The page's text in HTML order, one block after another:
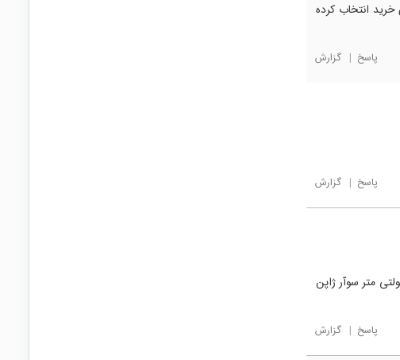
انتخاب کرده
پاسخ | گزارش
پاسخ | گزارش
متر سوآر ژاپن
پاسخ | گزارش